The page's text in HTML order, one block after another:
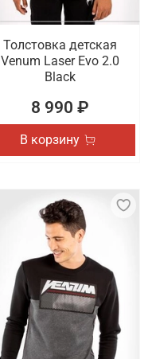
Толстовка детская
Venum Laser Evo 2.0
Black
8 990 ₽
В корзину